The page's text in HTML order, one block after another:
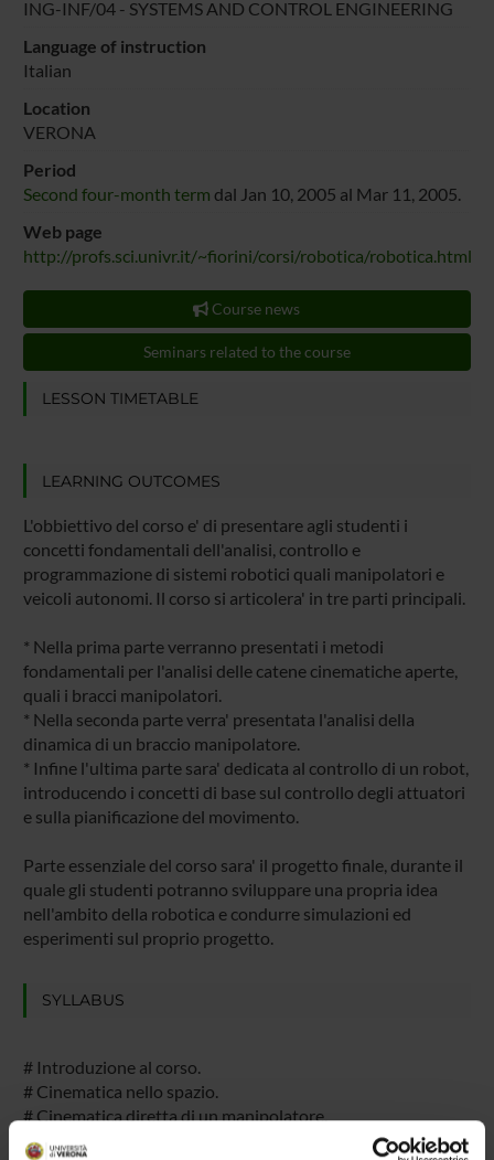
ING-INF/04 - SYSTEMS AND CONTROL ENGINEERING
Language of instruction
Italian
Location
VERONA
Period
Second four-month term dal Jan 10, 2005 al Mar 11, 2005.
Web page
http://profs.sci.univr.it/~fiorini/corsi/robotica/robotica.html
Course news
Seminars related to the course
LESSON TIMETABLE
LEARNING OUTCOMES
L'obbiettivo del corso e' di presentare agli studenti i
concetti fondamentali dell'analisi, controllo e
programmazione di sistemi robotici quali manipolatori e
veicoli autonomi. Il corso si articolera' in tre parti principali.
* Nella prima parte verranno presentati i metodi
fondamentali per l'analisi delle catene cinematiche aperte,
quali i bracci manipolatori.
* Nella seconda parte verra' presentata l'analisi della
dinamica di un braccio manipolatore.
* Infine l'ultima parte sara' dedicata al controllo di un robot,
introducendo i concetti di base sul controllo degli attuatori
e sulla pianificazione del movimento.
Parte essenziale del corso sara' il progetto finale, durante il
quale gli studenti potranno sviluppare una propria idea
nell'ambito della robotica e condurre simulazioni ed
esperimenti sul proprio progetto.
SYLLABUS
# Introduzione al corso.
# Cinematica nello spazio.
# Cinematica diretta di un manipolatore.
# Cinematica inversa di un manipolatore.